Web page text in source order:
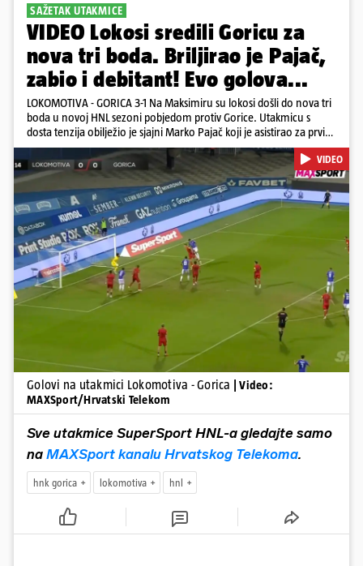
SAŽETAK UTAKMICE
VIDEO Lokosi sredili Goricu za
nova tri boda. Briljirao je Pajač,
zabio i debitant! Evo golova...
LOKOMOTIVA - GORICA 3-1 Na Maksimiru su lokosi došli do nova tri
boda u novoj HNL sezoni pobjedom protiv Gorice. Utakmicu s
dosta tenzija obilježio je sjajni Marko Pajač koji je asistirao za prvi
gol Mariću, a zakuhao drugi kada je Kavelj zabio auto-gol.
Bogojević je smanjio, Gorica je pritiskala i nizala šanse, ali onda
primila kontru pred kraj. Lokosi sele na vrh tablice s Osijekom
Pokretanje videa...
VIDEO
Golovi na utakmici Lokomotiva - Gorica
| Video:
MAXSport/Hrvatski Telekom
Sve utakmice SuperSport HNL-a gledajte samo
na MAXSport kanalu Hrvatskog Telekoma.
hnk gorica lokomotiva hnl